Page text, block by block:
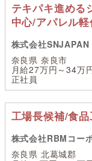
テキパキ進める
中心/アパレル
株式会社SNJAPAN
奈良県 奈良市
月給27万円～34万
正社員
工場長候補/食
株式会社RBMコー
奈良県 北葛城郡